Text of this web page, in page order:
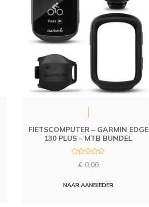
FIETSCOMPUTER – GARMIN EDGE
130 PLUS – MTB BUNDEL
d
€ 0,00
NAAR AANBIEDER